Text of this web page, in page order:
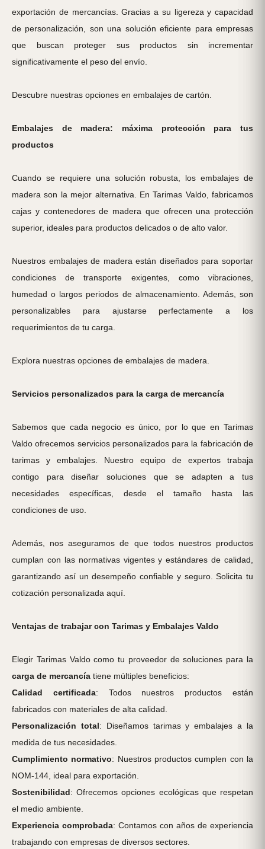
exportación de mercancías. Gracias a su ligereza y capacidad
de personalización, son una solución eficiente para empresas
que buscan proteger sus productos sin incrementar
significativamente el peso del envío.
Descubre nuestras opciones en embalajes de cartón
Embalajes de madera: máxima protección para tus
productos
Cuando se requiere una solución robusta, los embalajes de
madera son la mejor alternativa. En Tarimas Valdo, fabricamos
cajas y contenedores de madera que ofrecen una protección
superior, ideales para productos delicados o de alto valor.
Nuestros embalajes de madera están diseñados para soportar
condiciones de transporte exigentes, como vibraciones,
humedad o largos periodos de almacenamiento. Además, son
personalizables para ajustarse perfectamente a los
requerimientos de tu carga.
Explora nuestras opciones de embalajes de madera
Servicios personalizados para la carga de mercancía
Sabemos que cada negocio es único, por lo que en Tarimas
Valdo ofrecemos servicios personalizados para la fabricación de
tarimas y embalajes. Nuestro equipo de expertos trabaja
contigo para diseñar soluciones que se adapten a tus
necesidades específicas, desde el tamaño hasta las
condiciones de uso.
Además, nos aseguramos de que todos nuestros productos
cumplan con las normativas vigentes y estándares de calidad,
garantizando así un desempeño confiable y seguro. Solicita tu
cotización personalizada aquí.
Ventajas de trabajar con Tarimas y Embalajes Valdo
Elegir Tarimas Valdo como tu proveedor de soluciones para la
carga de mercancía tiene múltiples beneficios:
Calidad certificada: Todos nuestros productos están
fabricados con materiales de alta calidad.
Personalización total: Diseñamos tarimas y embalajes a la
medida de tus necesidades.
Cumplimiento normativo: Nuestros productos cumplen con la
NOM-144, ideal para exportación.
Sostenibilidad: Ofrecemos opciones ecológicas que respetan
el medio ambiente.
Experiencia comprobada: Contamos con años de experiencia
trabajando con empresas de diversos sectores.